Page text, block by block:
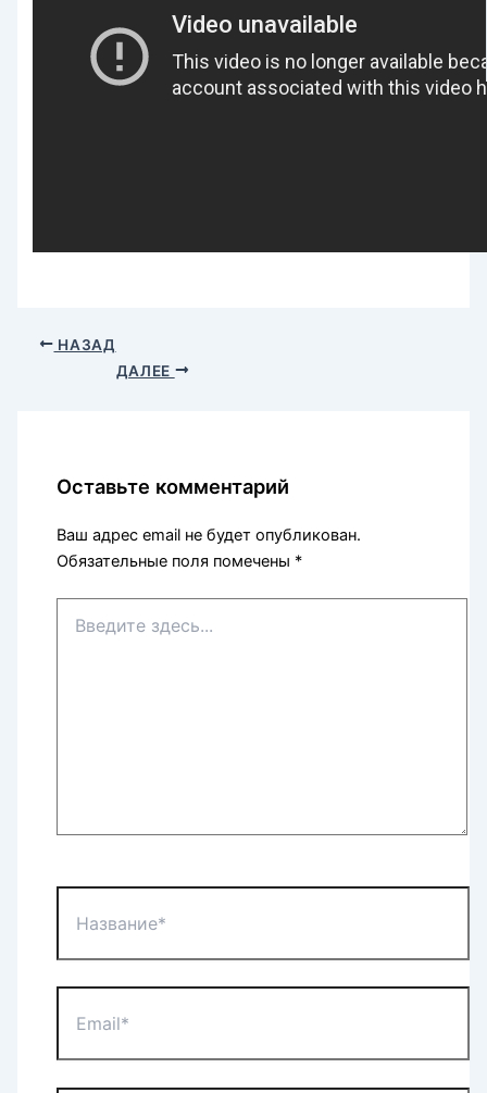
НАЗАД
ДАЛЕЕ
Оставьте комментарий
Ваш адрес email не будет опубликован.
Обязательные поля помечены *
здесь...